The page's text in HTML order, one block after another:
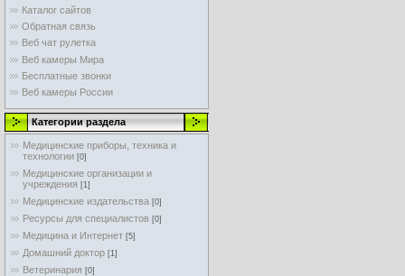
Каталог сайтов
Обратная связь
Веб чат рулетка
Веб камеры Мира
Бесплатные звонки
Веб камеры России
Категории раздела
Медицинские приборы, техника и
технологии [0]
Медицинские организации и
учреждения [1]
Медицинские издательства [0]
Ресурсы для специалистов [0]
Медицина и Интернет [5]
Домашний доктор [1]
Ветеринария [0]